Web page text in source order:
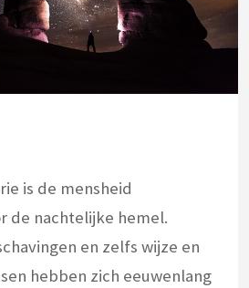
is de mensheid
de nachtelijke hemel.
en zelfs wijze en
hebben zich eeuwenlang